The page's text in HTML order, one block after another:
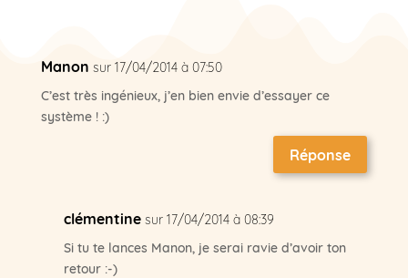
Manon sur 17/04/2014 à 07:50
C’est très ingénieux, j’en bien envie d’essayer ce
système ! :)
Réponse
clémentine sur 17/04/2014 à 08:39
Si tu te lances Manon, je serai ravie d’avoir ton
retour :-)